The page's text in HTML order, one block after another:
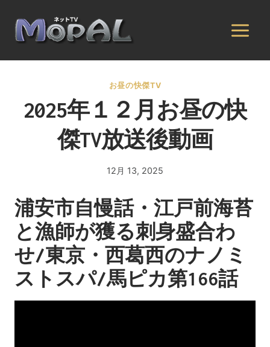
ス
お昼の快傑TV
2025年１２月お昼の快
傑TV放送後動画
By
12月 13, 2025
浦安市自慢話・江戸前海苔
と漁師が獲る刺身盛合わ
せ/東京・西葛西のナノミ
ストスパ/馬ピカ第166話